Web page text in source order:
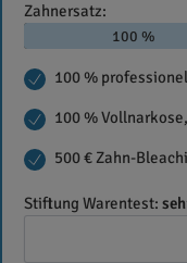
Zahnersatz:
100 %
100 %
100 %
500 € Zahn-
Stiftung Warentest: